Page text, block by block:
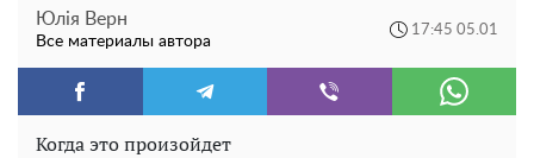
Юлія Верн
Все материалы автора
17:45 05.01
Когда это произойдет